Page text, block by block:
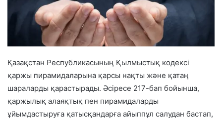
Қазақстан Республикасының Қылмыстық кодексі
қаржы пирамидаларына қарсы нақты және қатаң
шараларды қарастырады. Әсіресе 217-бап бойынша,
қаржылық алаяқтық пен пирамидаларды
ұйымдастыруға қатысқандарға айыппұл салудан бастап,